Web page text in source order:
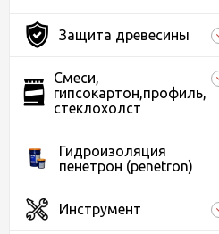
Защита древесины
Смеси,
гипсокартон,профиль,
стеклохолст
Гидроизоляция
пенетрон (penetron)
Инструмент